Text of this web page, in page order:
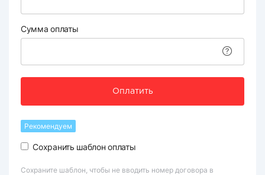
Сумма оплаты
Оплатить
Рекомендуем
Сохранить шаблон оплаты
Сохраните шаблон, чтобы не вводить номер договора в